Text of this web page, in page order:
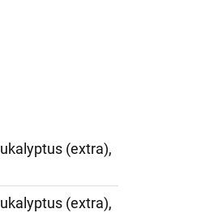
(extra),
(extra),